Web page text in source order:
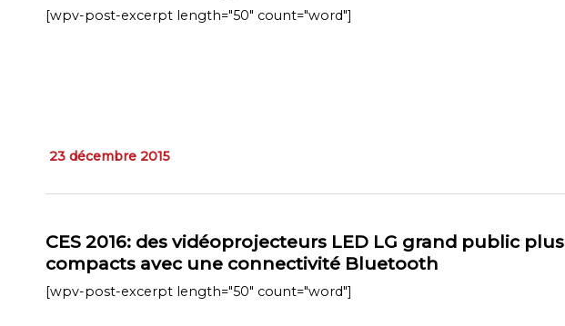
[wpv-post-excerpt length="50" count="word"]
23 décembre 2015
CES 2016: des vidéoprojecteurs LED LG grand public plus
compacts avec une connectivité Bluetooth
[wpv-post-excerpt length="50" count="word"]